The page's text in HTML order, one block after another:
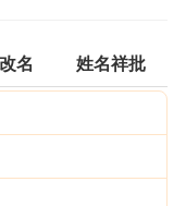
名 姓名祥批